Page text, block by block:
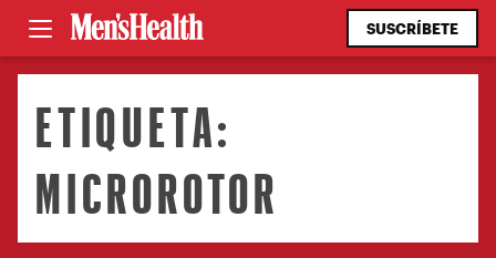
SUSCRÍBETE
ETIQUETA:
MICROROTOR